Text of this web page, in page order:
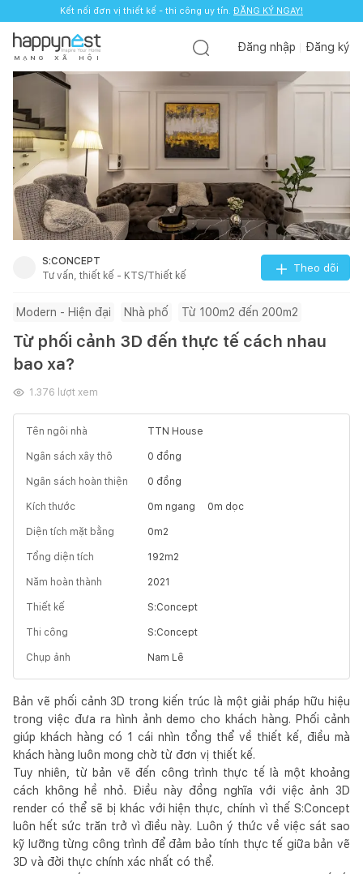
Kết nối đơn vị thiết kế - thi công uy tín. ĐĂNG KÝ NGAY!
M Ạ N G X Ã H Ộ I
Đăng nhập Đăng ký
S:CONCEPT
Tư vấn, thiết kế - KTS/Thiết kế
Theo dõi
Modern - Hiện đại Nhà phố Từ 100m2 đến 200m2
Từ phối cảnh 3D đến thực tế cách nhau
bao xa?
1.376 lượt xem
Tên ngôi nhà TTN House
Ngân sách xây thô 0 đồng
Ngân sách hoàn thiện 0 đồng
Kích thước 0m ngang 0m dọc
Diện tích mặt bằng 0m2
Tổng diện tích 192m2
Năm hoàn thành 2021
Thiết kế S:Concept
Thi công S:Concept
Chụp ảnh Nam Lê
Bản vẽ phối cảnh 3D trong kiến trúc là một giải pháp hữu hiệu
trong việc đưa ra hình ảnh demo cho khách hàng. Phối cảnh
giúp khách hàng có 1 cái nhìn tổng thể về thiết kế, điều mà
khách hàng luôn mong chờ từ đơn vị thiết kế.
Tuy nhiên, từ bản vẽ đến công trình thực tế là một khoảng
cách không hề nhỏ. Điều này đồng nghĩa với việc ảnh 3D
render có thể sẽ bị khác với hiện thực, chính vì thế S:Concept
luôn hết sức trăn trở vì điều này. Luôn ý thức về việc sát sao
kỹ lưỡng từng công trình để đảm bảo tính thực tế giữa bản vẽ
3D và đời thực chính xác nhất có thể.